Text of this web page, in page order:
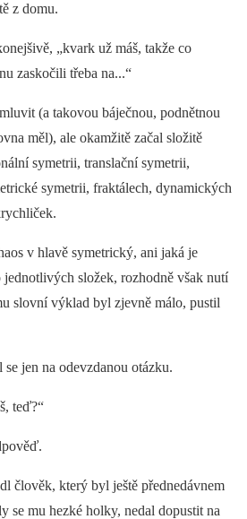
z domu.
„kvark už máš, takže co
zaskočili třeba na...“
(a takovou báječnou, podnětnou
měl), ale okamžitě začal složitě
symetrii, translační symetrii,
symetrii, fraktálech, dynamických
v hlavě symetrický, ani jaká je
složek, rozhodně však nutí
slovní výklad byl zjevně málo, pustil
jen na odevzdanou otázku.
teď?“
člověk, který byl ještě přednedávnem
se mu hezké holky, nedal dopustit na